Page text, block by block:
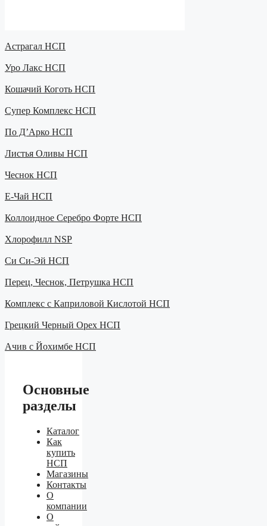
Астрагал НСП
Уро Лакс НСП
Кошачий Коготь НСП
Супер Комплекс НСП
Пo Д’Арко НСП
Листья Оливы НСП
Чеснок НСП
Е-Чай НСП
Коллоидное Серебро Форте НСП
Хлорофилл NSP
Си Си-Эй НСП
Перец, Чеснок, Петрушка НСП
Комплекс с Каприловой Кислотой НСП
Грецкий Черный Орех НСП
Ачив с Йохимбе НСП
Основные
разделы
Каталог
Как
купить
НСП
Магазины
Контакты
О
компании
О